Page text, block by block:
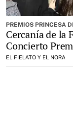
PREMIOS PRINCESA
Cercanía de la
Concierto
EL FIELATO Y EL NORA